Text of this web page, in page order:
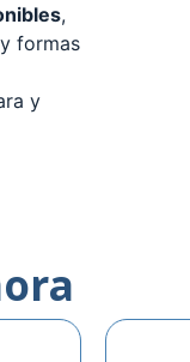
,
formas
y